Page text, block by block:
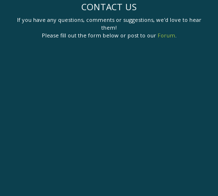
CONTACT US
If you have any questions, comments or suggestions, we'd love to hear
them!
Please fill out the form below or post to our Forum